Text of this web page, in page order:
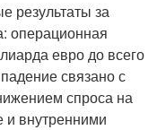
результаты за
операционная
евро до всего
связано с
спроса на
и внутренними